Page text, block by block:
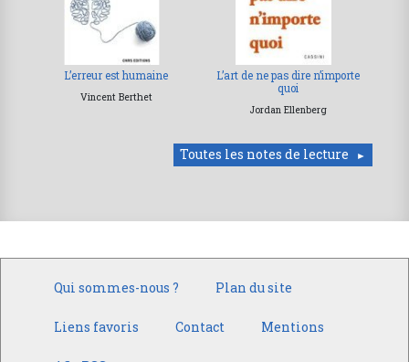
L’erreur est humaine
Vincent Berthet
L’art de ne pas dire n’importe
quoi
Jordan Ellenberg
Toutes les notes de lecture
Qui sommes-nous ? Plan du site
Liens favoris Contact Mentions